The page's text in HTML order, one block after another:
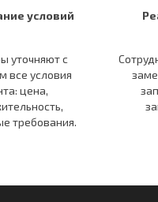
условий
уточняют c
все условия
цена,
требования.